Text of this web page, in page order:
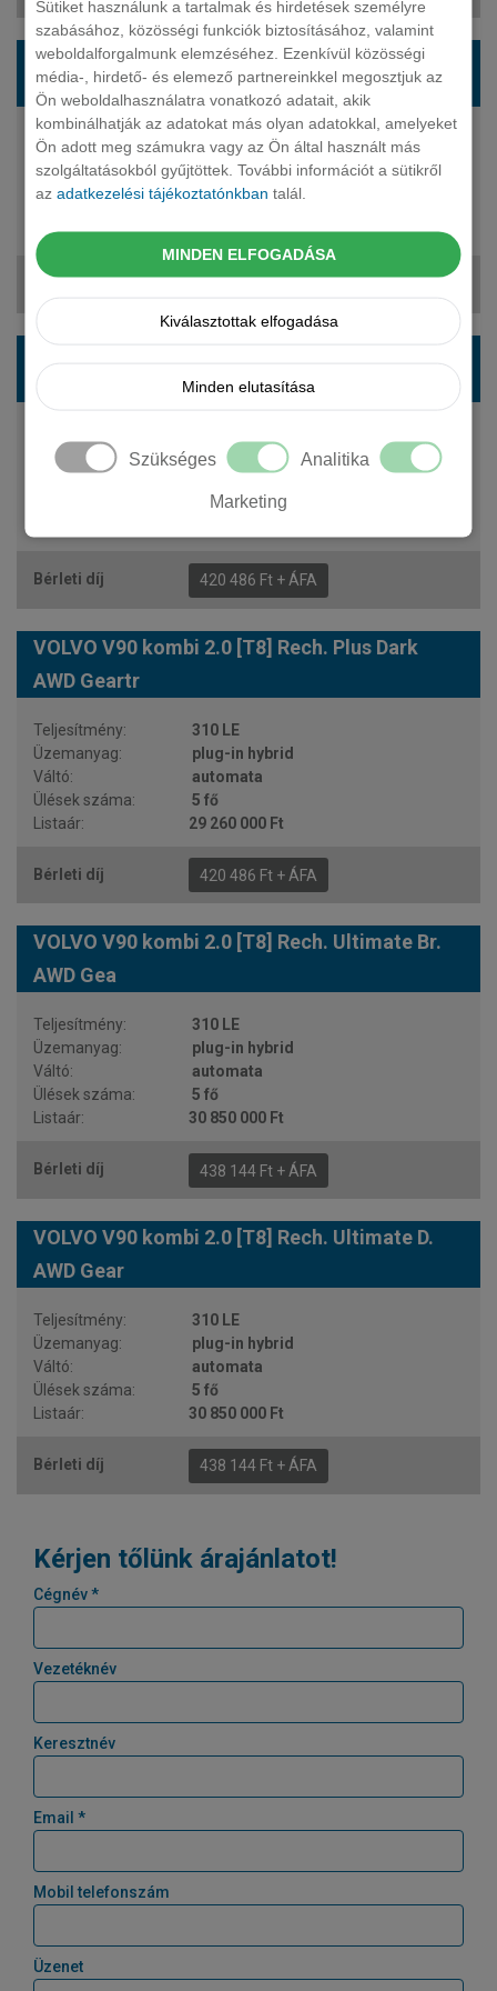
Sütiket használunk a tartalmak és hirdetések személyre
szabásához, közösségi funkciók biztosításához, valamint
weboldalforgalmunk elemzéséhez. Ezenkívül közösségi
média-, hirdető- és elemező partnereinkkel megosztjuk az
Ön weboldalhasználatra vonatkozó adatait, akik
kombinálhatják az adatokat más olyan adatokkal, amelyeket
Ön adott meg számukra vagy az Ön által használt más
szolgáltatásokból gyűjtöttek. További információt a sütikről
azadatkezelési tájékoztatónkban talál.
MINDEN ELFOGADÁSA
Kiválasztottak elfogadása
Minden elutasítása
Szükséges Analitika
Marketing
VOLVO V90 kombi 2.0 [T6] Rech. Ultimate D.
AWD Gear
plug-in hybrid
automata
29 350 000 Ft
VOLVO V90 kombi 2.0 [T8] Rech. Plus Bright
AWD Gear
plug-in hybrid
5 fő
420 486 Ft + ÁFA
VOLVO V90 kombi 2.0 [T8] Rech. Plus Dark
AWD Geartr
310 LE
plug-in hybrid
automata
5 fő
29 260 000 Ft
420 486 Ft + ÁFA
VOLVO V90 kombi 2.0 [T8] Rech. Ultimate Br.
AWD Gea
310 LE
plug-in hybrid
automata
5 fő
30 850 000 Ft
438 144 Ft + ÁFA
VOLVO V90 kombi 2.0 [T8] Rech. Ultimate D.
AWD Gear
310 LE
plug-in hybrid
automata
5 fő
30 850 000 Ft
438 144 Ft + ÁFA
Kérjen tőlünk árajánlatot!
Cégnév *
Vezetéknév
Keresztnév
Email *
Mobil telefonszám
Üzenet